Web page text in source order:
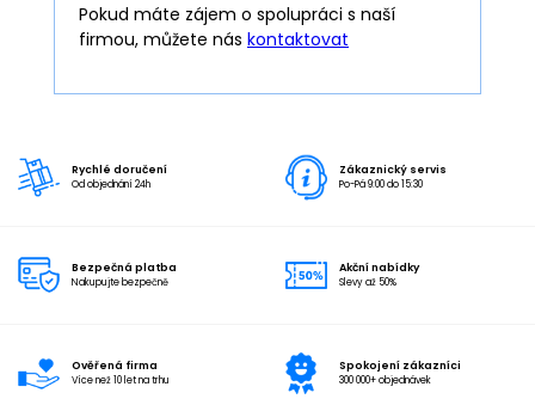
Pokud máte zájem o spolupráci s naší
firmou, můžete nás kontaktovat
Rychlé doručení
Od objednání 24h
Zákaznický servis
Po-Pá 9:00 do 15:30
Bezpečná platba
Nakupujte bezpečně
Akční nabídky
Slevy až 50%
Ověřená firma
Více než 10 let na trhu
Spokojení zákazníci
300 000+ objednávek